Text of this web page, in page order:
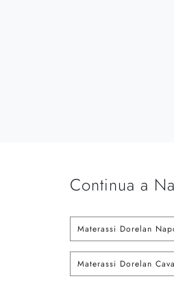
Continua a
Materassi Dorelan
Materassi Dorelan